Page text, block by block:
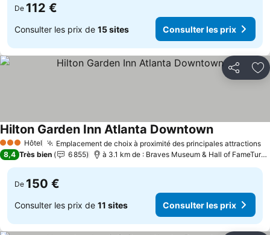
De 112 €
Consulter les prix de 15 sites Consulter les prix
Partager
3 ÉtoilesHôtel Emplacement de choix à proximité des principales attractions
Hilton Garden Inn Atlanta Downtown
8,4 Très bien 6 855 à 3.1 km de : Braves Museum & Hall of FameTurner Field Tours
De 150 €
Consulter les prix de 11 sites Consulter les prix